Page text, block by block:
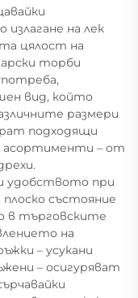
на лек
цялост на
торби
вид, който
размери
подходящи
асортименти – от
удобството при
състояние
в търговските
на
– усукани
– осигуряват